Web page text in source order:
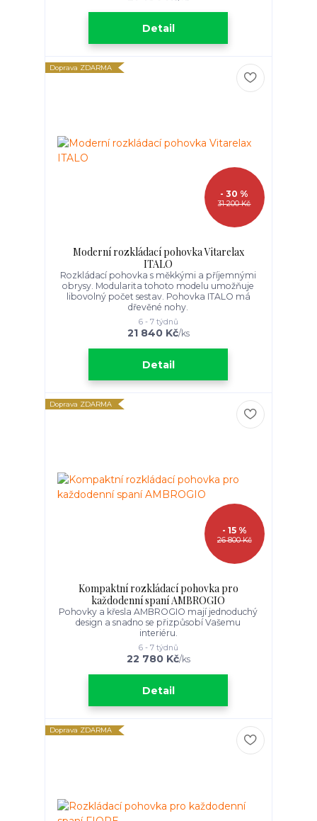
Detail
Doprava ZDARMA
31 200 Kč
- 30 %
Moderní rozkládací pohovka Vitarelax
ITALO
Rozkládací pohovka s měkkými a příjemnými
obrysy. Modularita tohoto modelu umožňuje
libovolný počet sestav. Pohovka ITALO má
dřevěné nohy.
21 840 Kč/ks
6 - 7 týdnů
Detail
Doprava ZDARMA
26 800 Kč
- 15 %
Kompaktní rozkládací pohovka pro
každodenní spaní AMBROGIO
Pohovky a křesla AMBROGIO mají jednoduchý
design a snadno se přizpůsobí Vašemu
interiéru.
22 780 Kč/ks
6 - 7 týdnů
Detail
Doprava ZDARMA